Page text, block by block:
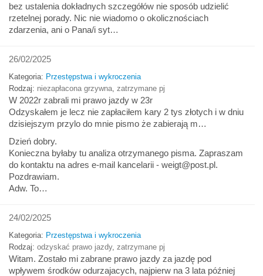
bez ustalenia dokładnych szczegółów nie sposób udzielić
rzetelnej porady. Nic nie wiadomo o okolicznościach
zdarzenia, ani o Pana/i syt…
26/02/2025
Kategoria: Przestępstwa i wykroczenia
Rodzaj: niezapłacona grzywna zatrzymane pj
W 2022r zabrali mi prawo jazdy w 23r
Odzyskałem je lecz nie zapłaciłem kary 2 tys złotych i w dniu
dzisiejszym przylo do mnie pismo że zabierają m…
Dzień dobry.
Konieczna byłaby tu analiza otrzymanego pisma. Zapraszam
do kontaktu na adres e-mail kancelarii - weigt@post.pl.
Pozdrawiam.
Adw. To…
24/02/2025
Kategoria: Przestępstwa i wykroczenia
Rodzaj: odzyskać prawo jazdy, zatrzymane pj
Witam. Zostało mi zabrane prawo jazdy za jazdę pod
wpływem środków odurzajacych, najpierw na 3 lata później